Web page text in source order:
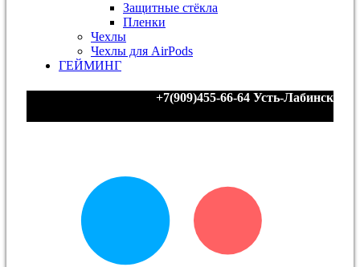
Защитные стёкла
Пленки
Чехлы
Чехлы для AirPods
ГЕЙМИНГ
+7(909)455-66-64 Усть-Лабинск